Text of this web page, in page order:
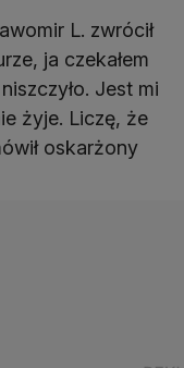
L. zwrócił
ja czekałem
Jest mi
żyje. Liczę, że
oskarżony